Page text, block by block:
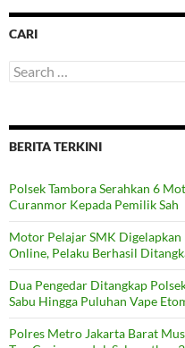
CARI
Search
for:
BERITA TERKINI
Polsek Tambora Serahkan 6
Curanmor Kepada Pemilik Sah
Motor Pelajar SMK
Online, Pelaku Berhasil
Dua Pengedar Ditangkap
Sabu Hingga Puluhan Vape
Polres Metro Jakarta Barat